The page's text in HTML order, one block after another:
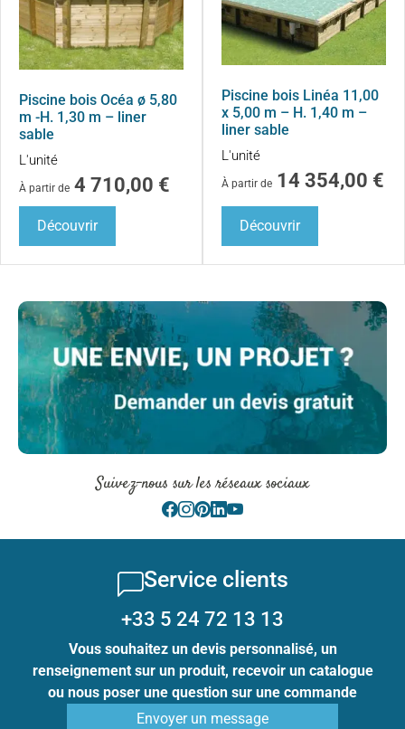
Piscine bois Océa ø 5,80
m -H. 1,30 m – liner
sable
L'unité
À partir de 4 710,00 €
Découvrir
Piscine bois Linéa 11,00
x 5,00 m – H. 1,40 m –
liner sable
L'unité
À partir de 14 354,00 €
Découvrir
Suivez-nous sur les réseaux sociaux
Service clients
+33 5 24 72 13 13
Vous souhaitez un devis personnalisé, un
renseignement sur un produit, recevoir un catalogue
ou nous poser une question sur une commande
Envoyer un message